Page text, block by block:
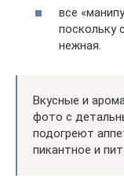
все
поскольку
нежная.
Вкусные и
фото с
подогреют
пикантное и